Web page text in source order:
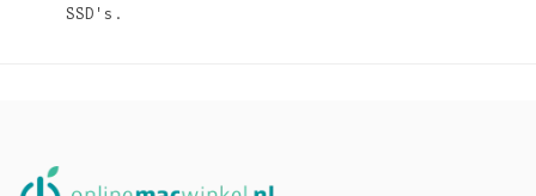
SSD's.